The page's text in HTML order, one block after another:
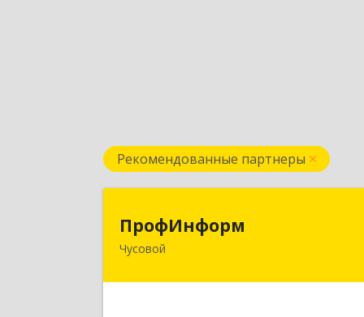
Рекомендованные партнеры
ПрофИнформ
Чусовой